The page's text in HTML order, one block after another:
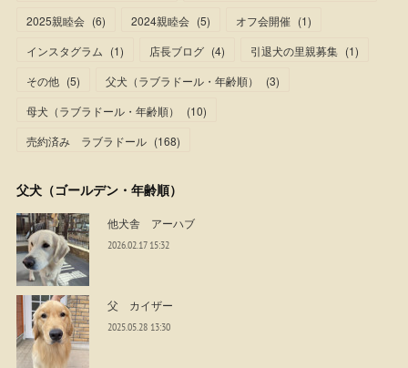
2025親睦会 (6) 2024親睦会 (5) オフ会開催 (1)
インスタグラム (1) 店長ブログ (4) 引退犬の里親募集 (1)
その他 (5) 父犬（ラブラドール・年齢順） (3)
母犬（ラブラドール・年齢順）
(10)
売約済み ラブラドール (168)
父犬（ゴールデン・年齢順）
他犬舎 アーハブ
2026.02.17 15:32
父 カイザー
2025.05.28 13:30